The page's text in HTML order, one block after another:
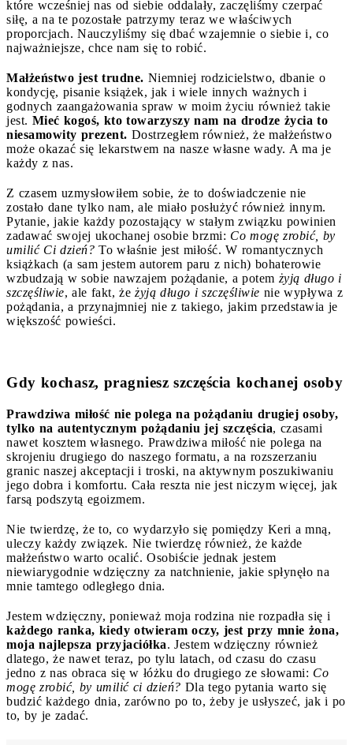
które wcześniej nas od siebie oddalały, zaczęliśmy czerpać
siłę, a na te pozostałe patrzymy teraz we właściwych
proporcjach. Nauczyliśmy się dbać wzajemnie o siebie i, co
najważniejsze, chce nam się to robić.
Małżeństwo jest trudne. Niemniej rodzicielstwo, dbanie o
kondycję, pisanie książek, jak i wiele innych ważnych i
godnych zaangażowania spraw w moim życiu również takie
jest. Mieć kogoś, kto towarzyszy nam na drodze życia to
niesamowity prezent. Dostrzegłem również, że małżeństwo
może okazać się lekarstwem na nasze własne wady. A ma je
każdy z nas.
Z czasem uzmysłowiłem sobie, że to doświadczenie nie
zostało dane tylko nam, ale miało posłużyć również innym.
Pytanie, jakie każdy pozostający w stałym związku powinien
zadawać swojej ukochanej osobie brzmi: Co mogę zrobić, by
umilić Ci dzień? To właśnie jest miłość. W romantycznych
książkach (a sam jestem autorem paru z nich) bohaterowie
wzbudzają w sobie nawzajem pożądanie, a potem żyją długo i
szczęśliwie, ale fakt, że żyją długo i szczęśliwie nie wypływa z
pożądania, a przynajmniej nie z takiego, jakim przedstawia je
większość powieści.
Gdy kochasz, pragniesz szczęścia kochanej osoby
Prawdziwa miłość nie polega na pożądaniu drugiej osoby,
tylko na autentycznym pożądaniu jej szczęścia, czasami
nawet kosztem własnego. Prawdziwa miłość nie polega na
skrojeniu drugiego do naszego formatu, a na rozszerzaniu
granic naszej akceptacji i troski, na aktywnym poszukiwaniu
jego dobra i komfortu. Cała reszta nie jest niczym więcej, jak
farsą podszytą egoizmem.
Nie twierdzę, że to, co wydarzyło się pomiędzy Keri a mną,
uleczy każdy związek. Nie twierdzę również, że każde
małżeństwo warto ocalić. Osobiście jednak jestem
niewiarygodnie wdzięczny za natchnienie, jakie spłynęło na
mnie tamtego odległego dnia.
Jestem wdzięczny, ponieważ moja rodzina nie rozpadła się i
każdego ranka, kiedy otwieram oczy, jest przy mnie żona,
moja najlepsza przyjaciółka. Jestem wdzięczny również
dlatego, że nawet teraz, po tylu latach, od czasu do czasu
jedno z nas obraca się w łóżku do drugiego ze słowami: Co
mogę zrobić, by umilić ci dzień? Dla tego pytania warto się
budzić każdego dnia, zarówno po to, żeby je usłyszeć, jak i po
to, by je zadać.